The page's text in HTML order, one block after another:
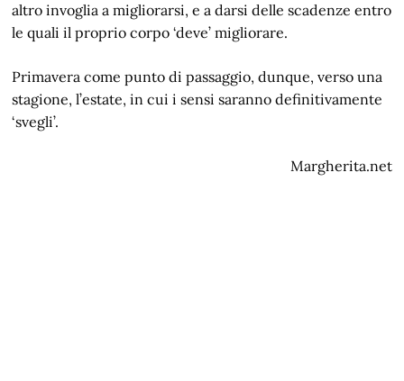
altro invoglia a migliorarsi, e a darsi delle scadenze entro
le quali il proprio corpo ‘deve’ migliorare.
Primavera come punto di passaggio, dunque, verso una
stagione, l’estate, in cui i sensi saranno definitivamente
‘svegli’.
Margherita.net